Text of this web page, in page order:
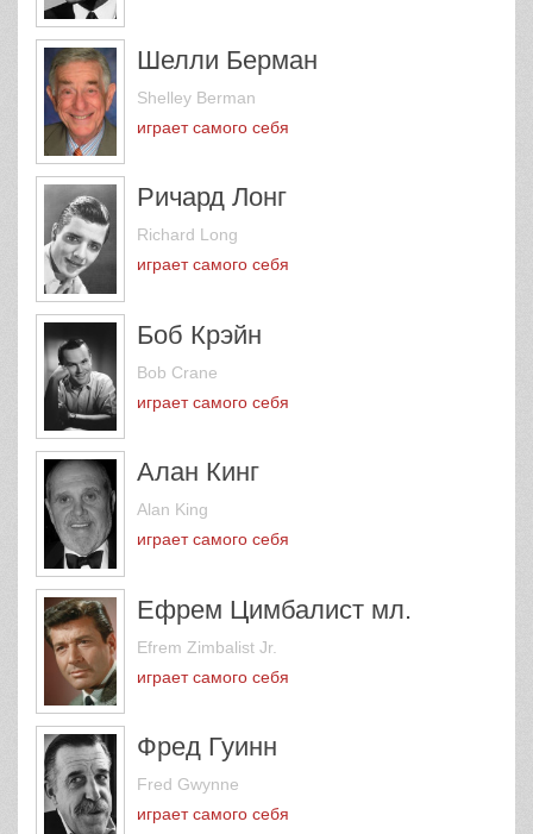
Шелли Берман
Shelley Berman
играет самого себя
Ричард Лонг
Richard Long
играет самого себя
Боб Крэйн
Bob Crane
играет самого себя
Алан Кинг
Alan King
играет самого себя
Ефрем Цимбалист мл.
Efrem Zimbalist Jr.
играет самого себя
Фред Гуинн
Fred Gwynne
играет самого себя